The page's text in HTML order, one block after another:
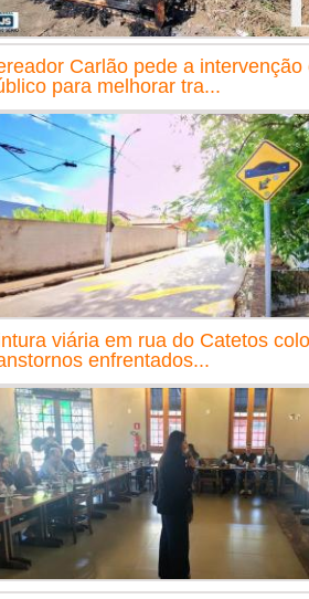
Carlão pede a intervenção
para melhorar tra...
viária em rua do Catetos
enfrentados...